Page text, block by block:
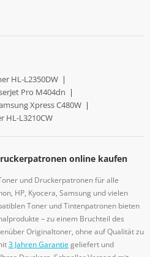
HL-L2350DW |
Pro M404dn |
Xpress C480W |
HL-L3210CW
online kaufen
und Druckerpatronen für alle
HP, Kyocera, Samsung und vielen
Toner und Tintenpatronen bieten
– zu einem Bruchteil des
Originaltoner, ohne auf Qualität zu
3 Jahren Garantiegeliefert und